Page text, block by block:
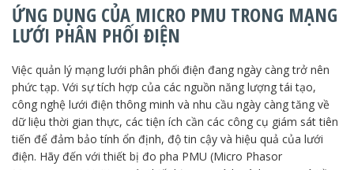
ỨNG DỤNG CỦA MICRO PMU TRONG MẠNG
LƯỚI PHÂN PHỐI ĐIỆN
Việc quản lý mạng lưới phân phối điện đang ngày càng trở nên
phức tạp. Với sự tích hợp của các nguồn năng lượng tái tạo,
công nghệ lưới điện thông minh và nhu cầu ngày càng tăng về
dữ liệu thời gian thực, các tiện ích cần các công cụ giám sát tiên
tiến để đảm bảo tính ổn định, độ tin cậy và hiệu quả của lưới
điện. Hãy đến với thiết bị đo pha PMU (Micro Phasor